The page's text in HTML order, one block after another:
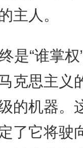
主人。
是“谁掌
克思主义
的机器。
了它将驶